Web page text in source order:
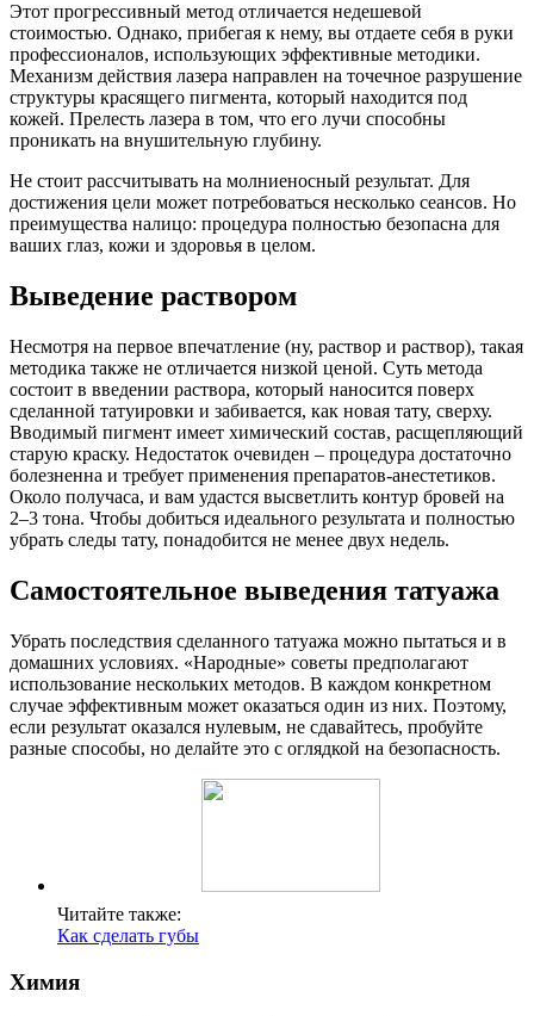
Этот прогрессивный метод отличается недешевой
стоимостью. Однако, прибегая к нему, вы отдаете себя в руки
профессионалов, использующих эффективные методики.
Механизм действия лазера направлен на точечное разрушение
структуры красящего пигмента, который находится под
кожей. Прелесть лазера в том, что его лучи способны
проникать на внушительную глубину.
Не стоит рассчитывать на молниеносный результат. Для
достижения цели может потребоваться несколько сеансов. Но
преимущества налицо: процедура полностью безопасна для
ваших глаз, кожи и здоровья в целом.
Выведение раствором
Несмотря на первое впечатление (ну, раствор и раствор), такая
методика также не отличается низкой ценой. Суть метода
состоит в введении раствора, который наносится поверх
сделанной татуировки и забивается, как новая тату, сверху.
Вводимый пигмент имеет химический состав, расщепляющий
старую краску. Недостаток очевиден – процедура достаточно
болезненна и требует применения препаратов-анестетиков.
Около получаса, и вам удастся высветлить контур бровей на
2–3 тона. Чтобы добиться идеального результата и полностью
убрать следы тату, понадобится не менее двух недель.
Самостоятельное выведения татуажа
Убрать последствия сделанного татуажа можно пытаться и в
домашних условиях. «Народные» советы предполагают
использование нескольких методов. В каждом конкретном
случае эффективным может оказаться один из них. Поэтому,
если результат оказался нулевым, не сдавайтесь, пробуйте
разные способы, но делайте это с оглядкой на безопасность.
Читайте также:
Как сделать губы
Химия